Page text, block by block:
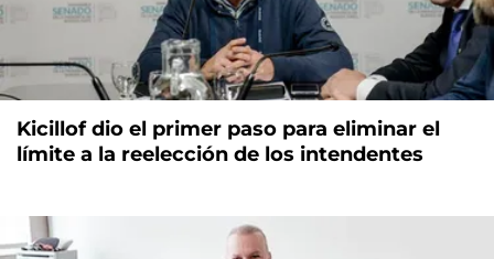
Kicillof dio el primer paso para eliminar el
límite a la reelección de los intendentes